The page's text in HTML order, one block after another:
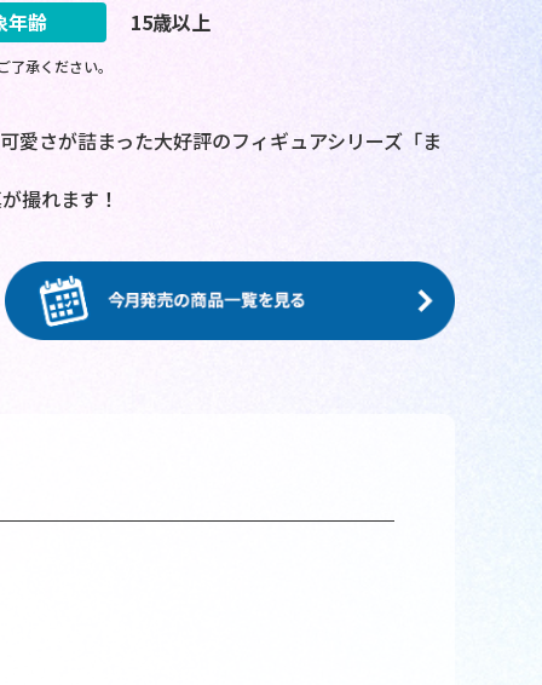
年齢
15歳以上
承ください。
さが詰まった大好評のフィギュアシリーズ「ま
撮れます！